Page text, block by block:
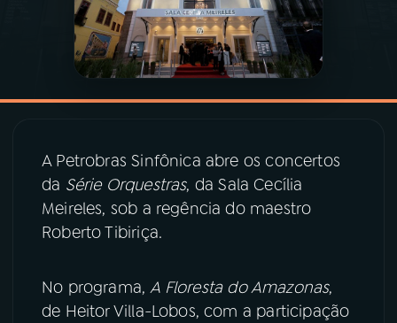
PROGRAMAS
PODCASTS
07ÚLTIMAS
08PRÊMIO RÁDIO MEC
ACOMPANHE A RÁDIO MEC
A Petrobras Sinfônica abre os concertos
da Série Orquestras, da Sala Cecília
Meireles, sob a regência do maestro
Roberto Tibiriça.
No programa,A Floresta do Amazonas,
de Heitor Villa-Lobos, com a participação